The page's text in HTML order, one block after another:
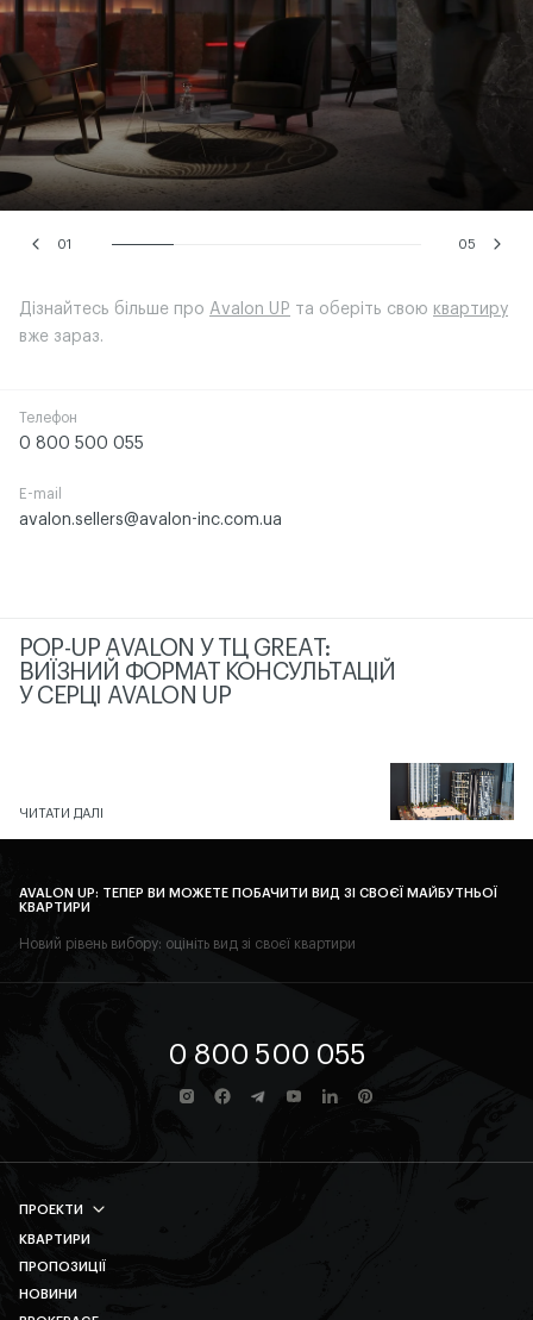
01 05
Дізнайтесь більше про Avalon UP та оберіть свою квартиру
вже зараз.
Телефон
0 800 500 055
E-mail
avalon.sellers@avalon-inc.com.ua
POP-UP AVALON У ТЦ GREAT:
ВИЇЗНИЙ ФОРМАТ КОНСУЛЬТАЦІЙ
У СЕРЦІ AVALON UP
ЧИТАТИ ДАЛІ
AVALON UP: ТЕПЕР ВИ МОЖЕТЕ ПОБАЧИТИ ВИД ЗІ СВОЄЇ МАЙБУТНЬОЇ
КВАРТИРИ
Новий рівень вибору: оцініть вид зі своєї квартири
0 800 500 055
ПРОЕКТИ
AVALON PRIME
AVALON MAGNOLIA
AVALON YARD CLUB
КВАРТИРИ
ПРОПОЗИЦІЇ
НОВИНИ